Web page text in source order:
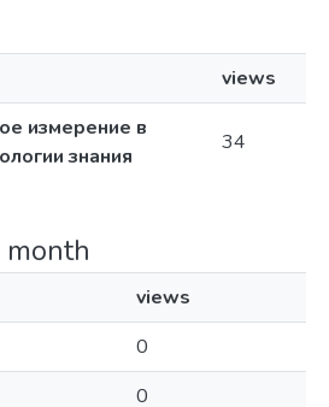
views
измерение в
знания
34
month
views
0
0